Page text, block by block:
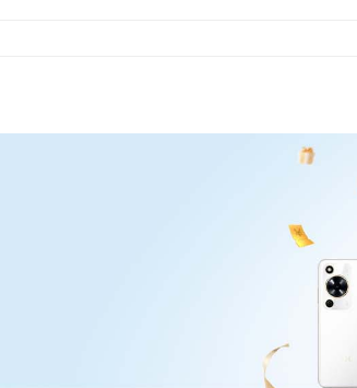
11 系统计算机首次开机如何配置